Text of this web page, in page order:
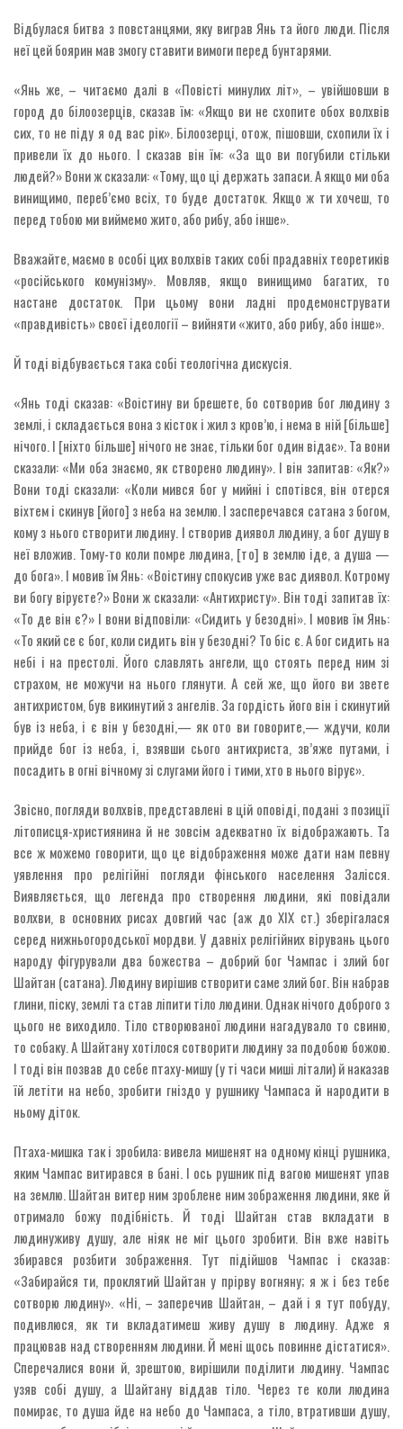
Відбулася битва з повстанцями, яку виграв Янь та його люди. Після
неї цей боярин мав змогу ставити вимоги перед бунтарями.
«Янь же, – читаємо далі в «Повісті минулих літ», – увійшовши в
город до білоозерців, сказав їм: «Якщо ви не схопите обох волхвів
сих, то не піду я од вас рік». Білоозерці, отож, пішовши, схопили їх і
привели їх до нього. І сказав він їм: «За що ви погубили стільки
людей?» Вони ж сказали: «Тому, що ці держать запаси. А якщо ми оба
винищимо, переб’ємо всіх, то буде достаток. Якщо ж ти хочеш, то
перед тобою ми виймемо жито, або рибу, або інше».
Вважайте, маємо в особі цих волхвів таких собі прадавніх теоретиків
«російського комунізму». Мовляв, якщо винищимо багатих, то
настане достаток. При цьому вони ладні продемонструвати
«правдивість» своєї ідеології – вийняти «жито, або рибу, або інше».
Й тоді відбувається така собі теологічна дискусія.
«Янь тоді сказав: «Воістину ви брешете, бо сотворив бог людину з
землі, і складається вона з кісток і жил з кров’ю, і нема в ній [більше]
нічого. І [ніхто більше] нічого не знає, тільки бог один відає». Та вони
сказали: «Ми оба знаємо, як створено людину». І він запитав: «Як?»
Вони тоді сказали: «Коли мився бог у мийні і спотівся, він отерся
віхтем і скинув [його] з неба на землю. І засперечався сатана з богом,
кому з нього створити людину. І створив диявол людину, а бог душу в
неї вложив. Тому-то коли помре людина, [то] в землю іде, а душа —
до бога». І мовив їм Янь: «Воістину спокусив уже вас диявол. Котрому
ви богу віруєте?» Вони ж сказали: «Антихристу». Він тоді запитав їх:
«То де він є?» І вони відповіли: «Сидить у безодні». І мовив їм Янь:
«То який се є бог, коли сидить він у безодні? То біс є. А бог сидить на
небі і на престолі. Його славлять ангели, що стоять перед ним зі
страхом, не можучи на нього глянути. А сей же, що його ви звете
антихристом, був викинутий з ангелів. За гордість його він і скинутий
був із неба, і є він у безодні,— як ото ви говорите,— ждучи, коли
прийде бог із неба, і, взявши сього антихриста, зв’яже путами, і
посадить в огні вічному зі слугами його і тими, хто в нього вірує».
Звісно, погляди волхвів, представлені в цій оповіді, подані з позиції
літописця-християнина й не зовсім адекватно їх відображають. Та
все ж можемо говорити, що це відображення може дати нам певну
уявлення про релігійні погляди фінського населення Залісся.
Виявляється, що легенда про створення людини, які повідали
волхви, в основних рисах довгий час (аж до ХІХ ст.) зберігалася
серед нижньогородської мордви. У давніх релігійних вірувань цього
народу фігурували два божества – добрий бог Чампас і злий бог
Шайтан (сатана). Людину вирішив створити саме злий бог. Він набрав
глини, піску, землі та став ліпити тіло людини. Однак нічого доброго з
цього не виходило. Тіло створюваної людини нагадувало то свиню,
то собаку. А Шайтану хотілося сотворити людину за подобою божою.
І тоді він позвав до себе птаху-мишу (у ті часи миші літали) й наказав
їй летіти на небо, зробити гніздо у рушнику Чампаса й народити в
ньому діток.
Птаха-мишка так і зробила: вивела мишенят на одному кінці рушника,
яким Чампас витирався в бані. І ось рушник під вагою мишенят упав
на землю. Шайтан витер ним зроблене ним зображення людини, яке й
отримало божу подібність. Й тоді Шайтан став вкладати в
людинуживу душу, але ніяк не міг цього зробити. Він вже навіть
збирався розбити зображення. Тут підійшов Чампас і сказав:
«Забирайся ти, проклятий Шайтан у прірву вогняну; я ж і без тебе
сотворю людину». «Ні, – заперечив Шайтан, – дай і я тут побуду,
подивлюся, як ти вкладатимеш живу душу в людину. Адже я
працював над створенням людини. Й мені щось повинне дістатися».
Сперечалися вони й, зрештою, вирішили поділити людину. Чампас
узяв собі душу, а Шайтану віддав тіло. Через те коли людина
помирає, то душа йде на небо до Чампаса, а тіло, втративши душу,